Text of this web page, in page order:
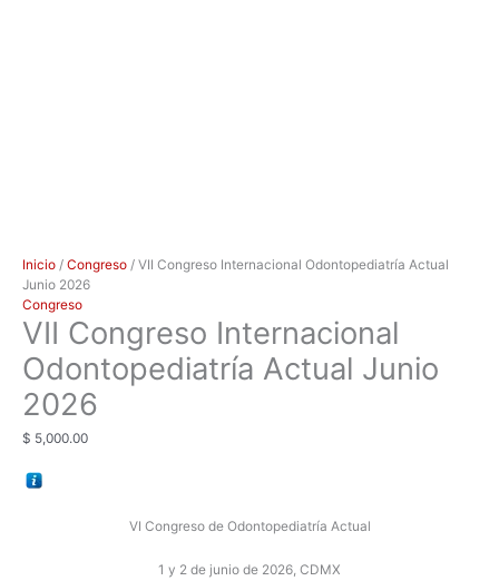
Inicio / Congreso / VII Congreso Internacional Odontopediatría Actual
Junio 2026
Congreso
VII Congreso Internacional
Odontopediatría Actual Junio
2026
$ 5,000.00
VI Congreso de Odontopediatría Actual
1 y 2 de junio de 2026, CDMX